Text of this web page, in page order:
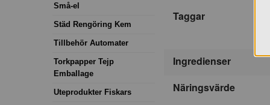
Små-el
Städ Rengöring Kem
Tillbehör Automater
Torkpapper Tejp
Emballage
Uteprodukter Fiskars
Taggar
Ingredienser
Näringsvärde